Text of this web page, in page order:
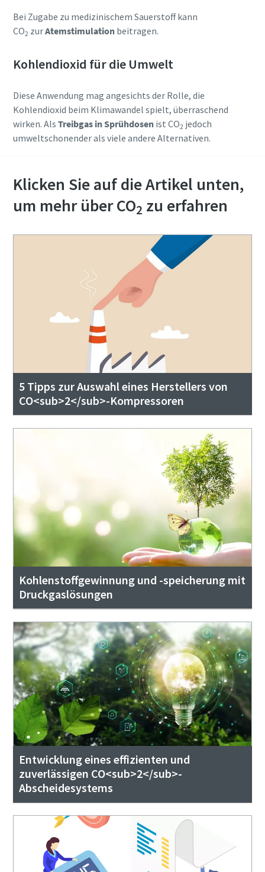
Bei Zugabe zu medizinischem Sauerstoff kann
CO2 zurAtemstimulationbeitragen.
Kohlendioxid für die Umwelt
Diese Anwendung mag angesichts der Rolle, die
Kohlendioxid beim Klimawandel spielt, überraschend
wirken. Als Treibgas in Sprühdosenist CO2 jedoch
umweltschonender als viele andere Alternativen.
Klicken Sie auf die Artikel unten,
um mehr über CO2 zu erfahren
5 Tipps zur Auswahl eines Herstellers von
CO<sub>2</sub>-Kompressoren
Kohlenstoffgewinnung und -speicherung mit
Druckgaslösungen
Entwicklung eines effizienten und
zuverlässigen CO<sub>2</sub>-
Abscheidesystems